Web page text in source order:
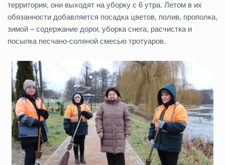
территория, они выходят на уборку с 6 утра. Летом в их
обязанности добавляется посадка цветов, полив, прополка,
зимой – содержание дорог, уборка снега, расчистка и
посыпка песчано-соляной смесью тротуаров.